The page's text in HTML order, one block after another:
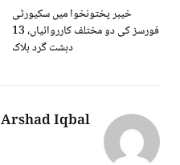
خیبر پختونخوا میں سکیورٹی
فورسز کی دو مختلف کارروائیاں، 13
دہشت گرد ہلاک
Arshad Iqbal